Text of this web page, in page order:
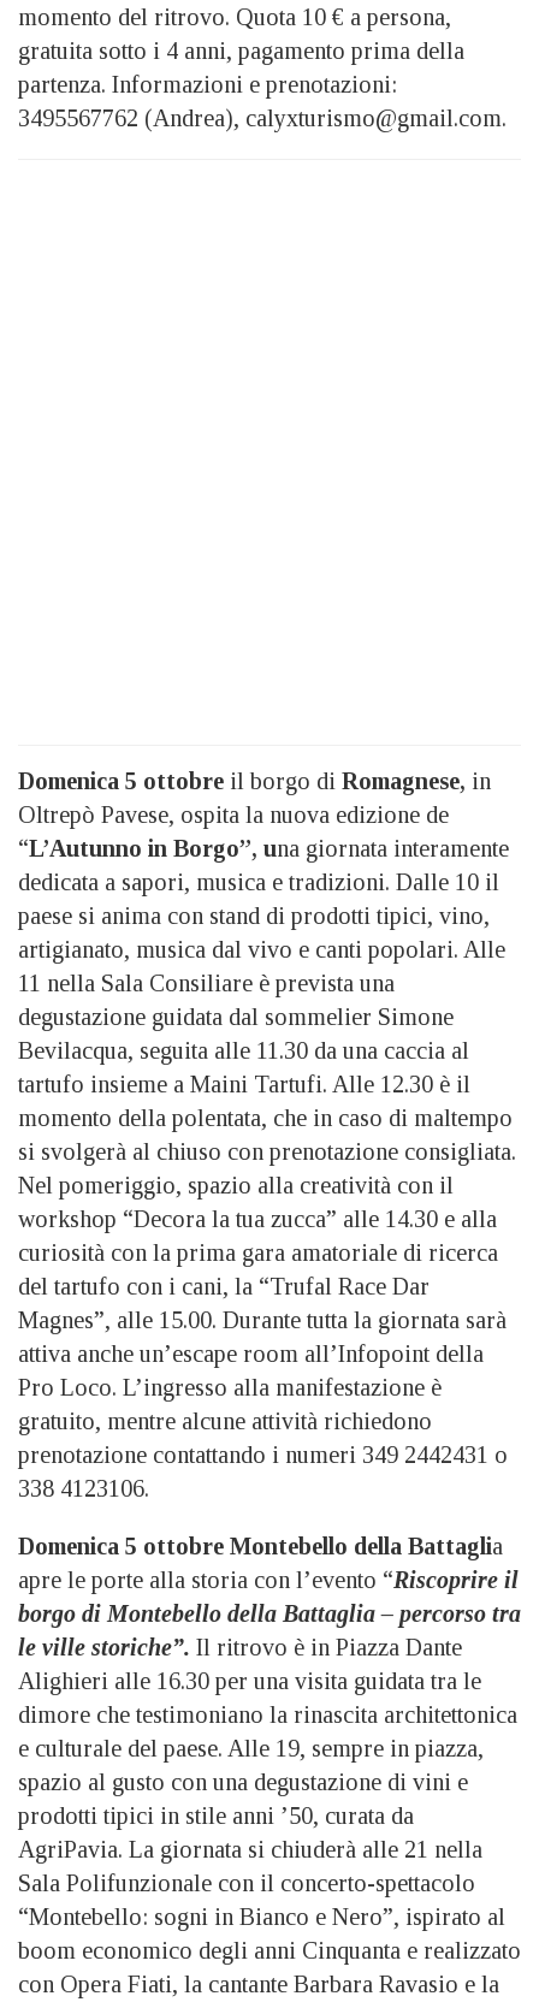
momento del ritrovo. Quota 10 € a persona,
gratuita sotto i 4 anni, pagamento prima della
partenza. Informazioni e prenotazioni:
3495567762 (Andrea), calyxturismo@gmail.com.
Domenica 5 ottobre il borgo di Romagnese, in
Oltrepò Pavese, ospita la nuova edizione de
“L’Autunno in Borgo”, una giornata interamente
dedicata a sapori, musica e tradizioni. Dalle 10 il
paese si anima con stand di prodotti tipici, vino,
artigianato, musica dal vivo e canti popolari. Alle
11 nella Sala Consiliare è prevista una
degustazione guidata dal sommelier Simone
Bevilacqua, seguita alle 11.30 da una caccia al
tartufo insieme a Maini Tartufi. Alle 12.30 è il
momento della polentata, che in caso di maltempo
si svolgerà al chiuso con prenotazione consigliata.
Nel pomeriggio, spazio alla creatività con il
workshop “Decora la tua zucca” alle 14.30 e alla
curiosità con la prima gara amatoriale di ricerca
del tartufo con i cani, la “Trufal Race Dar
Magnes”, alle 15.00. Durante tutta la giornata sarà
attiva anche un’escape room all’Infopoint della
Pro Loco. L’ingresso alla manifestazione è
gratuito, mentre alcune attività richiedono
prenotazione contattando i numeri 349 2442431 o
338 4123106.
Domenica 5 ottobre Montebello della Battaglia
apre le porte alla storia con l’evento “Riscoprire il
borgo di Montebello della Battaglia – percorso tra
le ville storiche”. Il ritrovo è in Piazza Dante
Alighieri alle 16.30 per una visita guidata tra le
dimore che testimoniano la rinascita architettonica
e culturale del paese. Alle 19, sempre in piazza,
spazio al gusto con una degustazione di vini e
prodotti tipici in stile anni ’50, curata da
AgriPavia. La giornata si chiuderà alle 21 nella
Sala Polifunzionale con il concerto-spettacolo
“Montebello: sogni in Bianco e Nero”, ispirato al
boom economico degli anni Cinquanta e realizzato
con Opera Fiati, la cantante Barbara Ravasio e la